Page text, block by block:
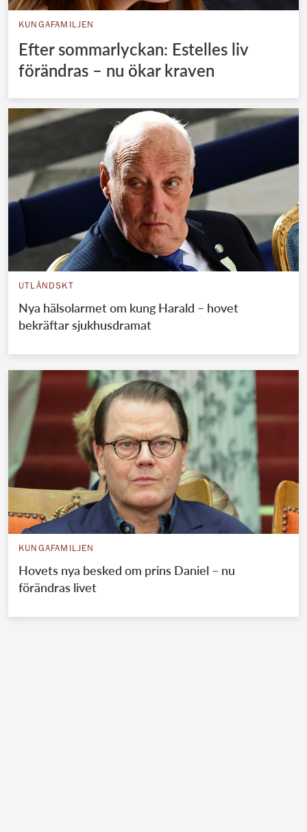
KUNGAFAMILJEN
Efter sommarlyckan: Estelles liv
förändras – nu ökar kraven
UTLÄNDSKT
Nya hälsolarmet om kung Harald – hovet
bekräftar sjukhusdramat
KUNGAFAMILJEN
Hovets nya besked om prins Daniel – nu
förändras livet